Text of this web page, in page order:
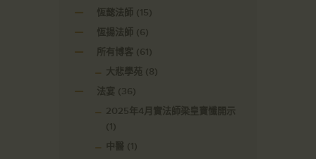
恆懿法師 (15)
恆揚法師 (6)
所有博客 (61)
大悲學苑 (8)
法宴 (36)
2025年4月實法師梁皇寶懺開示
(1)
中醫 (1)